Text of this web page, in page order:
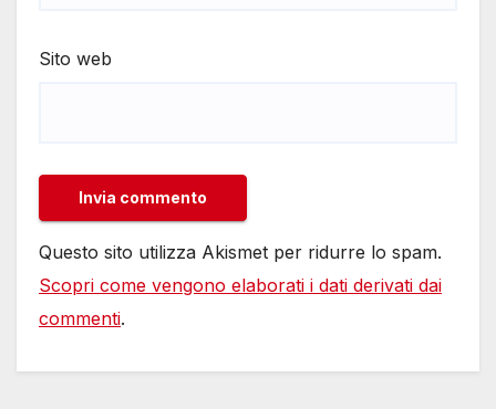
Sito web
Questo sito utilizza Akismet per ridurre lo spam.
Scopri come vengono elaborati i dati derivati dai
commenti.